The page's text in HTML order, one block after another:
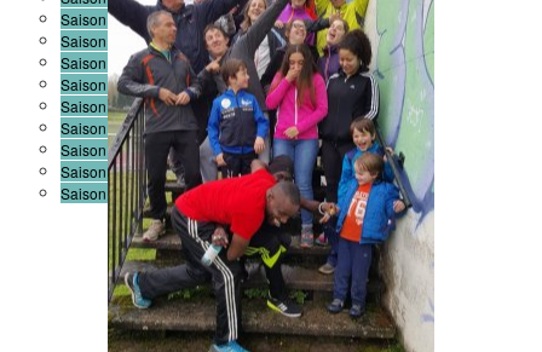
Saison 2015-2016
Saison 2014-2015
Saison 2013-2014
Saison 2012-2013
Saison 2011-2012
Saison 2010-2011
Saison 2009-2010
Saison 2008-2009
Saison 2007-2008